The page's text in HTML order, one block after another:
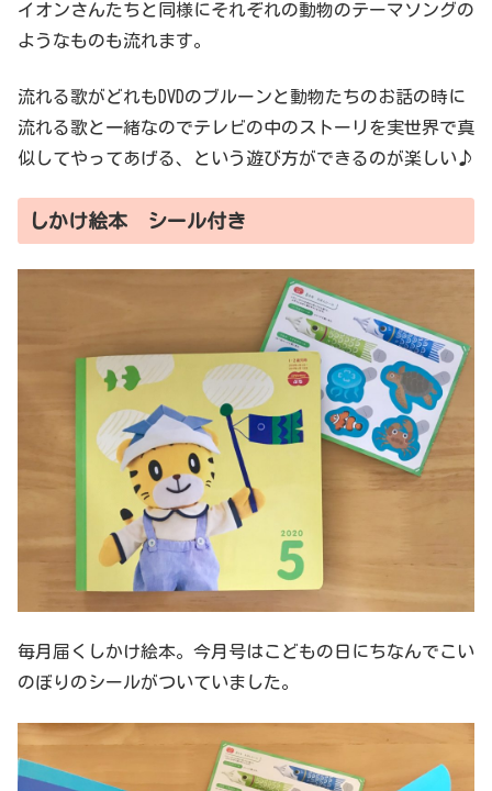
イオンさんたちと同様にそれぞれの動物のテーマソングの
ようなものも流れます。
流れる歌がどれもDVDのブルーンと動物たちのお話の時に
流れる歌と一緒なのでテレビの中のストーリを実世界で真
似してやってあげる、という遊び方ができるのが楽しい♪
しかけ絵本 シール付き
毎月届くしかけ絵本。今月号はこどもの日にちなんでこい
のぼりのシールがついていました。